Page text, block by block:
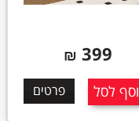
399
₪
לסל פרטים